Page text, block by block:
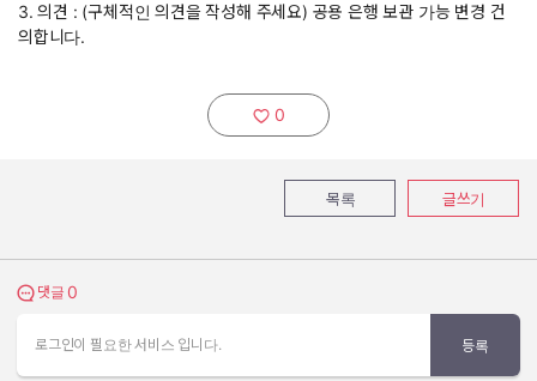
3. 의견 : (구체적인 의견을 작성해 주세요) 공용 은행 보관 가능 변경 건
의합니다.
추천하기:
0
목록 글쓰기
댓글 보기
댓글 0
로그인이 필요한 서비스 입니다. 등록